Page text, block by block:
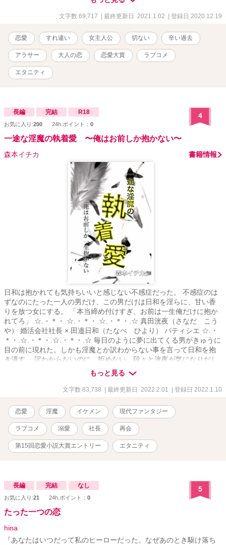
文字数 69,717 | 最終更新日 2021.1.02 | 登録日 2020.12.19
恋愛 すれ違い 女主人公 切ない 辛い過去
アラサー 大人の恋 恋愛大賞 ラブコメ
エタニティ
長編 完結 R18
お気に入り:200 24h.ポイント： 0
4
一途な淫魔の執着愛 〜俺はお前しか抱かない〜
森本イチカ 書籍情報
日和は抱かれても気持ちいいと感じない不感症だった。 不感症のは
ずなのにたった一人の男だけ、この男だけは日和を淫らに、甘い香
りを放つ女にする。 「本当締め付けすぎ、お前は一生俺だけに抱か
れてろ」 ☆.・＊・.☆.・＊・.☆.・＊・.☆ 真田洸夜（さなだ こう
や） 婚活会社社長 × 田邉日和（たなべ ひより） パティシエ ☆.・
＊・.☆.・＊・.☆.・＊・.☆ 毎日のように夢に出てくる男がきゅうに
目の前に現れた。しかも淫魔とか訳わからない事を言って日和を抱
き潰す。 訳わからないのに、拒めない。段々と洸夜が気になりだし
た日和。 洸夜の一途な想いに心を動かされーー 二人の淫らな恋が動
きだす ♡マークはR18の性的表現です。 恋愛大賞参加中です。 応援
よろしくお願い致します(´°̥̥̥̥̥̥̥̥ω°̥̥̥̥̥̥̥̥｀)
もっと見る
文字数 83,738 | 最終更新日 2022.2.01 | 登録日 2022.1.10
恋愛 淫魔 イケメン 現代ファンタジー
ラブコメ 溺愛 社長 再会
第15回恋愛小説大賞エントリー エタニティ
長編 完結 なし
お気に入り:21 24h.ポイント： 0
5
たった一つの恋
hina
『あなたはいつだって私のヒーローだった。なぜあのとき駆け落ち